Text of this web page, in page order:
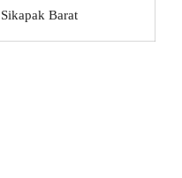
Sikapak Barat